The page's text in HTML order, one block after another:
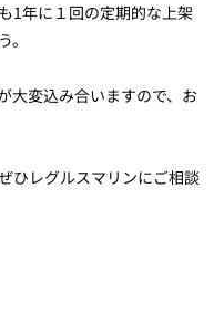
1年に１回の定期的な上架
大変込み合いますので、お
ひレグルスマリンにご相談